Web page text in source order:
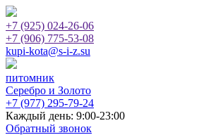
+7 (925) 024-26-06
+7 (906) 775-53-08
kupi-kota@s-i-z.su
питомник
Серебро и Золото
+7 (977) 295-79-24
Каждый день: 9:00-23:00
Обратный звонок